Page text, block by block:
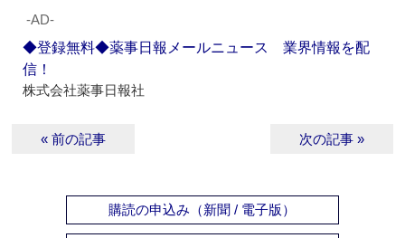
‐AD‐
◆登録無料◆薬事日報メールニュース 業界情報を配
信！
株式会社薬事日報社
« 前の記事 次の記事 »
購読の申込み（新聞 / 電子版）